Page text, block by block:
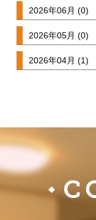
2026年06月 (0)
2026年05月 (0)
2026年04月 (1)